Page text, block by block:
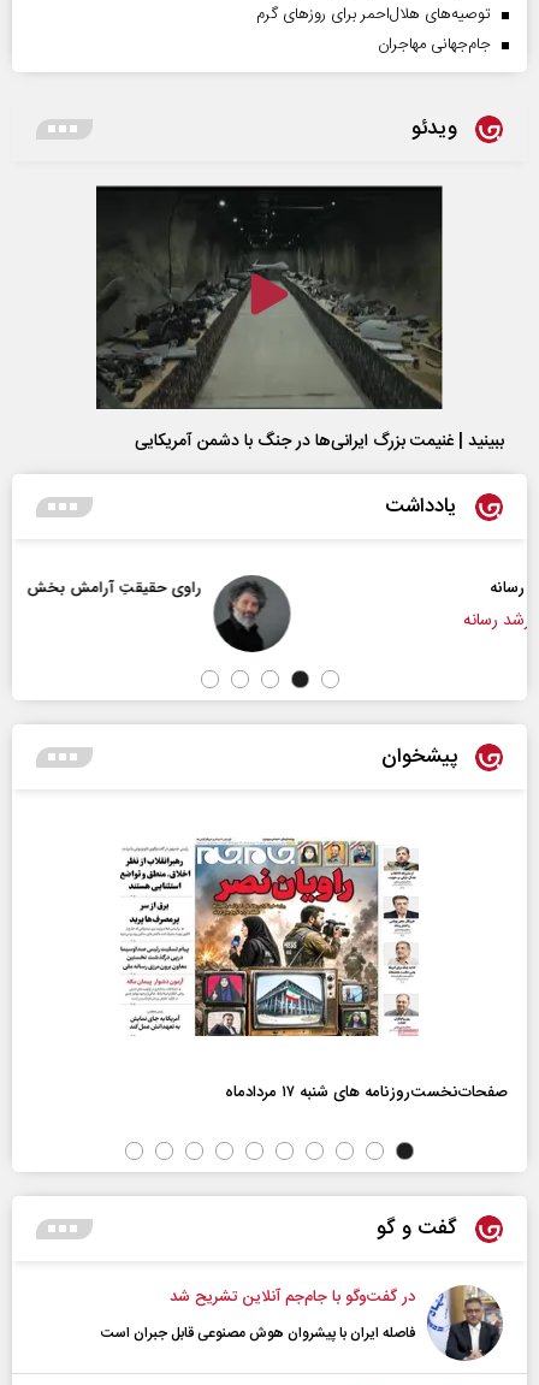
توصیه‌های هلال‌احمر برای روز‌های گرم
جام‌جهانی مهاجران
ویدئو
ببینید | غنیمت بزرگ ایرانی‌ها در جنگ با دشمن آمریکایی
یادداشت
راوی حقیقتِ آرامش‌ بخش
پیشخوان
صفحات‌نخست‌روزنامه ها‌ی شنبه ۱۷ مردادماه
گفت و گو
در گفت‌و‌گو با جام‌جم آنلاین تشریح شد
فاصله ایران با پیشرو‌ان هوش مصنوعی قابل جبران است